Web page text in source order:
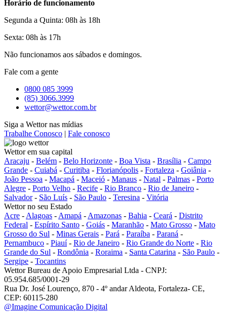
Horário de funcionamento
Segunda a Quinta: 08h às 18h
Sexta: 08h às 17h
Não funcionamos aos sábados e domingos.
Fale com a gente
0800 085 3999
(85) 3066.3999
wettor@wettor.com.br
Siga a Wettor nas mídias
Trabalhe Conosco | Fale conosco
Wettor em sua capital
Aracaju - Belém - Belo Horizonte - Boa Vista - Brasília - Campo
Grande - Cuiabá - Curitiba - Florianópolis - Fortaleza - Goiânia -
João Pessoa - Macapá - Maceió - Manaus - Natal - Palmas - Porto
Alegre - Porto Velho - Recife - Rio Branco - Rio de Janeiro -
Salvador- São Luís - São Paulo - Teresina - Vitória
Wettor no seu Estado
Acre - Alagoas - Amapá - Amazonas - Bahia - Ceará - Distrito
Federal - Espírito Santo - Goiás - Maranhão - Mato Grosso - Mato
Grosso do Sul - Minas Gerais - Pará - Paraíba - Paraná -
Pernambuco - Piauí- Rio de Janeiro - Rio Grande do Norte - Rio
Grande do Sul - Rondônia - Roraima - Santa Catarina - São Paulo -
Sergipe - Tocantins
Wettor Bureau de Apoio Empresarial Ltda - CNPJ:
05.954.685/0001-29
Rua Dr. José Lourenço, 870 - 4º andar Aldeota, Fortaleza- CE,
CEP: 60115-280
@Imagine Comunicação Digital